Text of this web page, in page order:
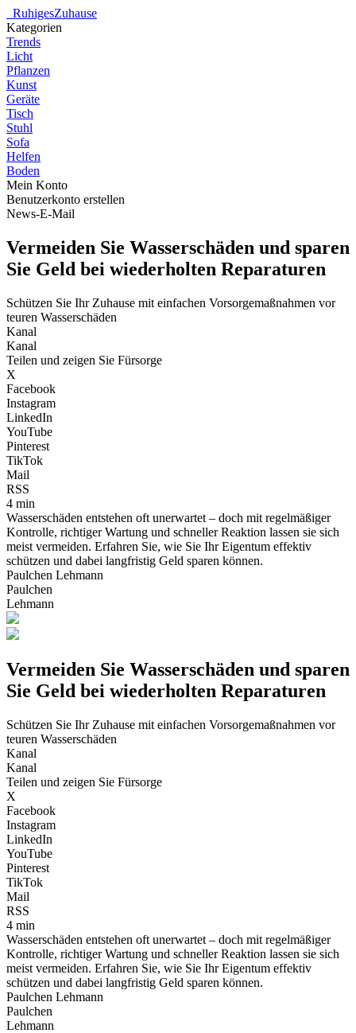
RuhigesZuhause
Kategorien
Trends
Licht
Pflanzen
Kunst
Geräte
Tisch
Stuhl
Sofa
Helfen
Boden
Mein Konto
Benutzerkonto erstellen
News-E-Mail
Vermeiden Sie Wasserschäden und sparen
Sie Geld bei wiederholten Reparaturen
Schützen Sie Ihr Zuhause mit einfachen Vorsorgemaßnahmen vor
teuren Wasserschäden
Kanal
Kanal
Teilen und zeigen Sie Fürsorge
X
Facebook
Instagram
LinkedIn
YouTube
Pinterest
TikTok
Mail
RSS
4 min
Wasserschäden entstehen oft unerwartet – doch mit regelmäßiger
Kontrolle, richtiger Wartung und schneller Reaktion lassen sie sich
meist vermeiden. Erfahren Sie, wie Sie Ihr Eigentum effektiv
schützen und dabei langfristig Geld sparen können.
Paulchen Lehmann
Paulchen
Lehmann
Vermeiden Sie Wasserschäden und sparen
Sie Geld bei wiederholten Reparaturen
Schützen Sie Ihr Zuhause mit einfachen Vorsorgemaßnahmen vor
teuren Wasserschäden
Kanal
Kanal
Teilen und zeigen Sie Fürsorge
X
Facebook
Instagram
LinkedIn
YouTube
Pinterest
TikTok
Mail
RSS
4 min
Wasserschäden entstehen oft unerwartet – doch mit regelmäßiger
Kontrolle, richtiger Wartung und schneller Reaktion lassen sie sich
meist vermeiden. Erfahren Sie, wie Sie Ihr Eigentum effektiv
schützen und dabei langfristig Geld sparen können.
Paulchen Lehmann
Paulchen
Lehmann